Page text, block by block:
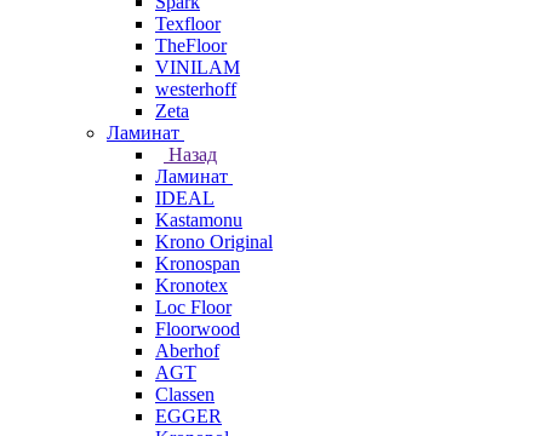
Texfloor
TheFloor
VINILAM
westerhoff
Zeta
Ламинат
Назад
Ламинат
IDEAL
Kastamonu
Krono Original
Kronospan
Kronotex
Loc Floor
Floorwood
Aberhof
AGT
Classen
EGGER